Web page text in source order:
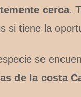
cerca.
si tiene la
se
de la costa